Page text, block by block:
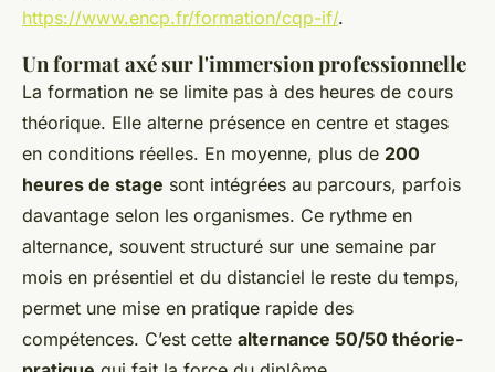
https://www.encp.fr/formation/cqp-if/.
Un format axé sur l'immersion professionnelle
La formation ne se limite pas à des heures de cours
théorique. Elle alterne présence en centre et stages
en conditions réelles. En moyenne, plus de 200
heures de stage sont intégrées au parcours, parfois
davantage selon les organismes. Ce rythme en
alternance, souvent structuré sur une semaine par
mois en présentiel et du distanciel le reste du temps,
permet une mise en pratique rapide des
compétences. C’est cette alternance 50/50 théorie-